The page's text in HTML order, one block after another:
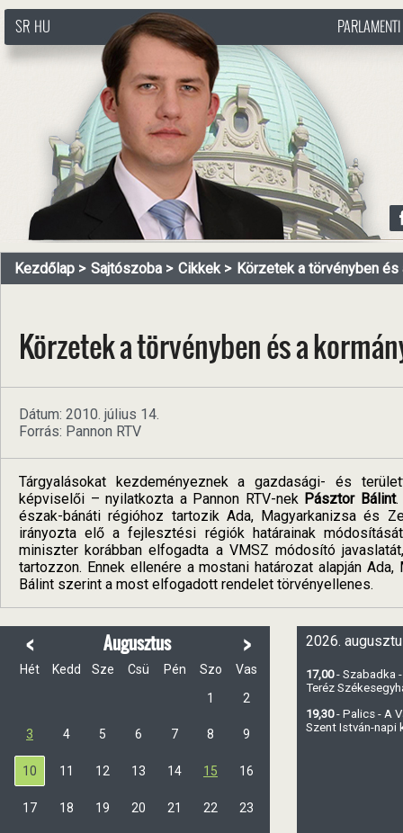
http://www.pasztorbalint.rs/hu
SR HU
Kezdőlap Sajtószoba Cikkek Körzetek a törvényben és
Körzetek a törvényben és a
Dátum: 2010. július 14.
Forrás: Pannon RTV
Tárgyalásokat kezdeményeznek a gazdasági- és
képviselői – nyilatkozta a Pannon RTV-nek Pásztor Bálint.
észak-bánáti régióhoz tartozik Ada, Magyarkanizsa és
irányozta elő a fejlesztési régiók határainak
miniszter korábban elfogadta a VMSZ módosító
tartozzon. Ennek ellenére a mostani határozat alapján
Bálint szerint a most elfogadott rendelet törvényellenes.
< Augusztus >
Hét Kedd Sze Csü Pén Szo
Vas
1
2
3 4 5 6 7 8 9
10 11 12 13 14 15 16
17 18 19 20 21 22 23
2026.
17,00- Szabadka
Teréz
19,30- Palics - A
Szent István-napi